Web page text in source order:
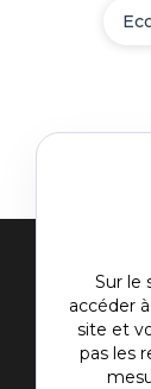
Sur le
accéder
site et
pas les